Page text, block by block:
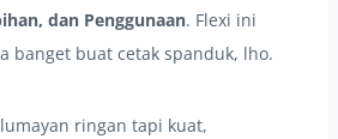
dan Penggunaan. Flexi ini
banget buat cetak spanduk, lho.
ringan tapi kuat,